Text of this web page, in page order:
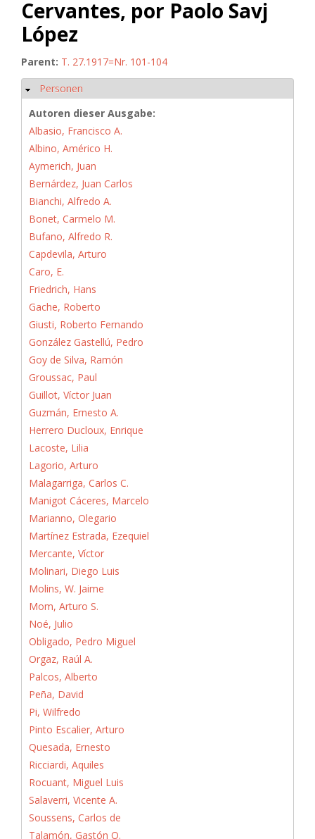
Cervantes, por Paolo Savj
López
Parent: T. 27.1917=Nr. 101-104
Hide
Personen
Autoren dieser Ausgabe:
Albasio, Francisco A.
Albino, Américo H.
Aymerich, Juan
Bernárdez, Juan Carlos
Bianchi, Alfredo A.
Bonet, Carmelo M.
Bufano, Alfredo R.
Capdevila, Arturo
Caro, E.
Friedrich, Hans
Gache, Roberto
Giusti, Roberto Fernando
González Gastellú, Pedro
Goy de Silva, Ramón
Groussac, Paul
Guillot, Víctor Juan
Guzmán, Ernesto A.
Herrero Ducloux, Enrique
Lacoste, Lilia
Lagorio, Arturo
Malagarriga, Carlos C.
Manigot Cáceres, Marcelo
Marianno, Olegario
Martínez Estrada, Ezequiel
Mercante, Víctor
Molinari, Diego Luis
Molins, W. Jaime
Mom, Arturo S.
Noé, Julio
Obligado, Pedro Miguel
Orgaz, Raúl A.
Palcos, Alberto
Peña, David
Pi, Wilfredo
Pinto Escalier, Arturo
Quesada, Ernesto
Ricciardi, Aquiles
Rocuant, Miguel Luis
Salaverri, Vicente A.
Soussens, Carlos de
Talamón, Gastón O.